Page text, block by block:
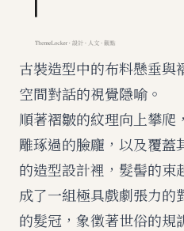
古裝造型中的布料懸垂與
空間對話的視覺隱喻。
順著褶皺的紋理向上攀爬
雕琢過的臉龐，以及覆蓋
的造型設計裡，髮髻的束
成了一組極具戲劇張力的
的髮冠，象徵著世俗的規